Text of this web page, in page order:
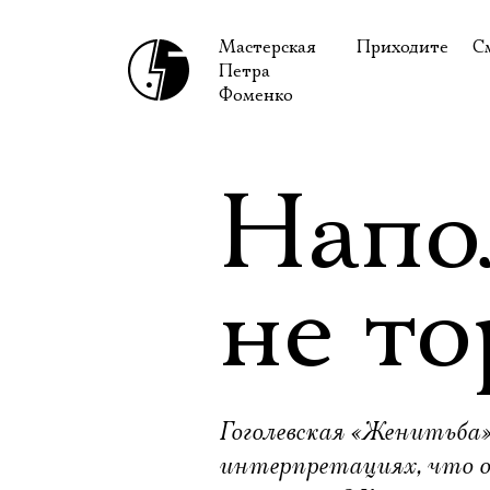
Мастерская
Петра
Фоменко
Приходите
Правила
не
Гоголевская
интерпретациях, что